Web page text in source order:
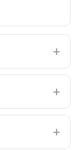
+
+
+